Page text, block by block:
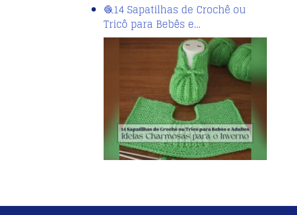
🧶14 Sapatilhas de Crochê ou
Tricô para Bebês e…